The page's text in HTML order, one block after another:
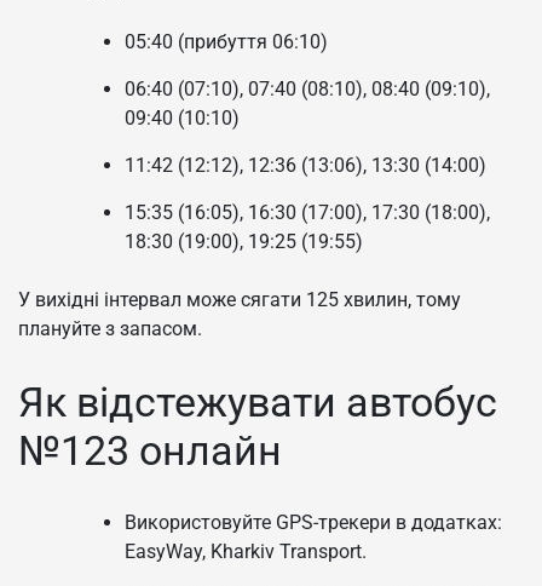
05:40 (прибуття 06:10)
06:40 (07:10), 07:40 (08:10), 08:40 (09:10),
09:40 (10:10)
11:42 (12:12), 12:36 (13:06), 13:30 (14:00)
15:35 (16:05), 16:30 (17:00), 17:30 (18:00),
18:30 (19:00), 19:25 (19:55)
У вихідні інтервал може сягати 125 хвилин, тому
плануйте з запасом.
Як відстежувати автобус
№123 онлайн
Використовуйте GPS-трекери в додатках:
EasyWay, Kharkiv Transport.